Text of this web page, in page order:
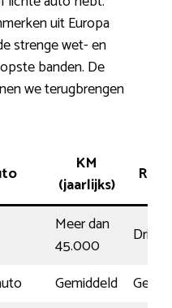
uit Europa
strenge wet- en
banden. De
we terugbrengen
KM
(jaarlijks)
Meer dan
45.000
Driftig
Gemiddeld